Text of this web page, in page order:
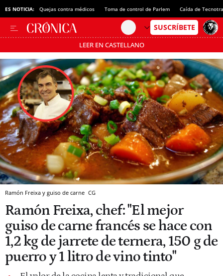
ES NOTICIA: Quejas contra médicos Toma de control de Parlem Caída de
LEER EN CASTELLANO
Pásate al MODO AHORRO
Ramón Freixa y guiso de carne CG
Ramón Freixa, chef: "El mejor
guiso de carne francés se hace con
1,2 kg de jarrete de ternera, 150 g de
puerro y 1 litro de vino tinto"